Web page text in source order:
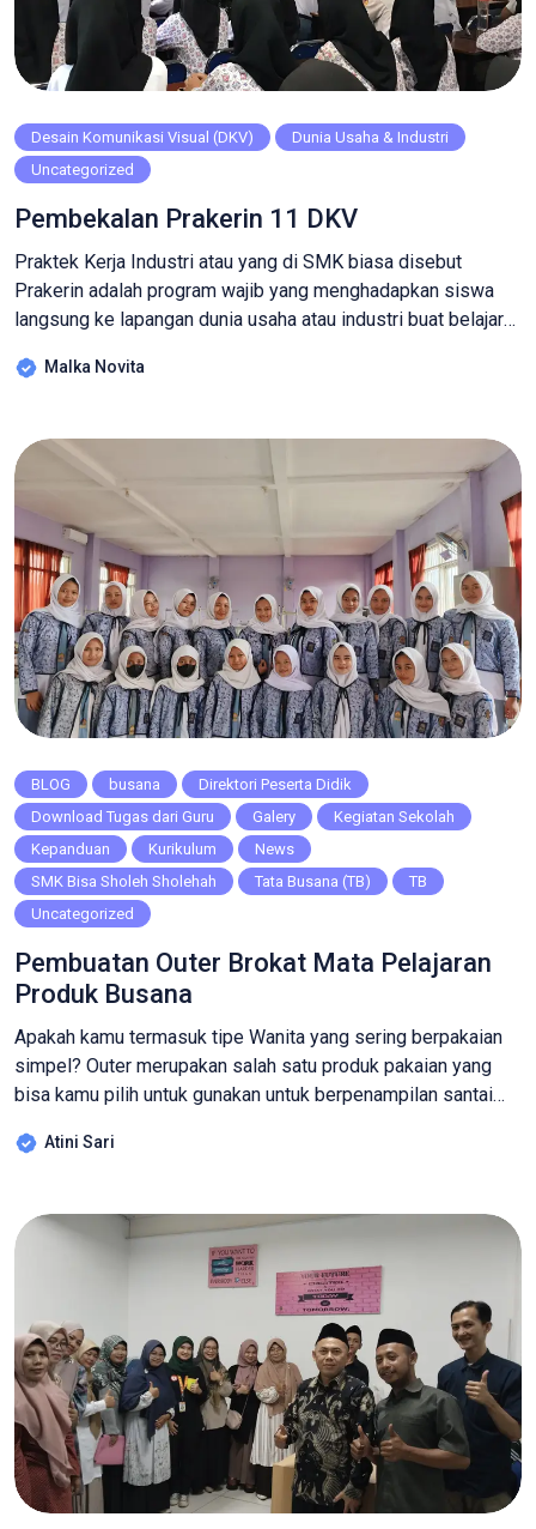
Desain Komunikasi Visual (DKV)
Dunia Usaha & Industri
Uncategorized
Pembekalan Prakerin 11 DKV
Praktek Kerja Industri atau yang di SMK biasa disebut
Prakerin adalah program wajib yang menghadapkan siswa
langsung ke lapangan dunia usaha atau industri buat belajar
praktik di dunia kerja sesuai jurusanmu. Disini kamu akan
hingga keterampilan teknis, […]
Malka Novita
BLOG busana
Direktori Peserta Didik
Download Tugas dari Guru
Galery
Kegiatan Sekolah
Kepanduan
Kurikulum
News
SMK Bisa Sholeh Sholehah
Tata Busana (TB)
TB
Uncategorized
Pembuatan Outer Brokat Mata Pelajaran
Produk Busana
Apakah kamu termasuk tipe Wanita yang sering berpakaian
simpel? Outer merupakan salah satu produk pakaian yang
bisa kamu pilih untuk gunakan untuk berpenampilan santai
Outer sendiri merupakan salah satu jenis busana yang
bisa juga disebut tidak termakan oleh waktu. […]
Atini Sari